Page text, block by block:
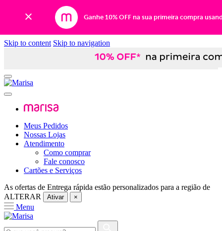
Ganhe 10% OFF na sua primeira compra
Skip to content Skip to navigation
Meus Pedidos
Nossas Lojas
Atendimento
Como comprar
Fale conosco
Cartões e Serviços
As ofertas de Entrega rápida estão personalizados para a região de
ALTERAR
Ativar ×
Menu